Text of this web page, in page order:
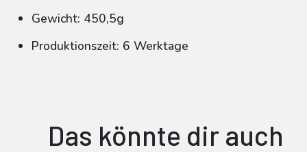
Gewicht: 450,5g
Produktionszeit: 6 Werktage
Das könnte dir auch